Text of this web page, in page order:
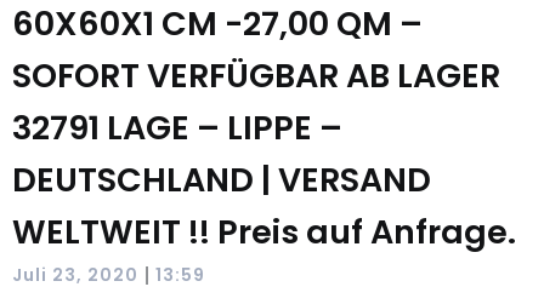
60X60X1 CM -27,00 QM –
SOFORT VERFÜGBAR AB LAGER
32791 LAGE – LIPPE –
DEUTSCHLAND | VERSAND
WELTWEIT !! Preis auf Anfrage.
Juli 23, 2020 | 13:59